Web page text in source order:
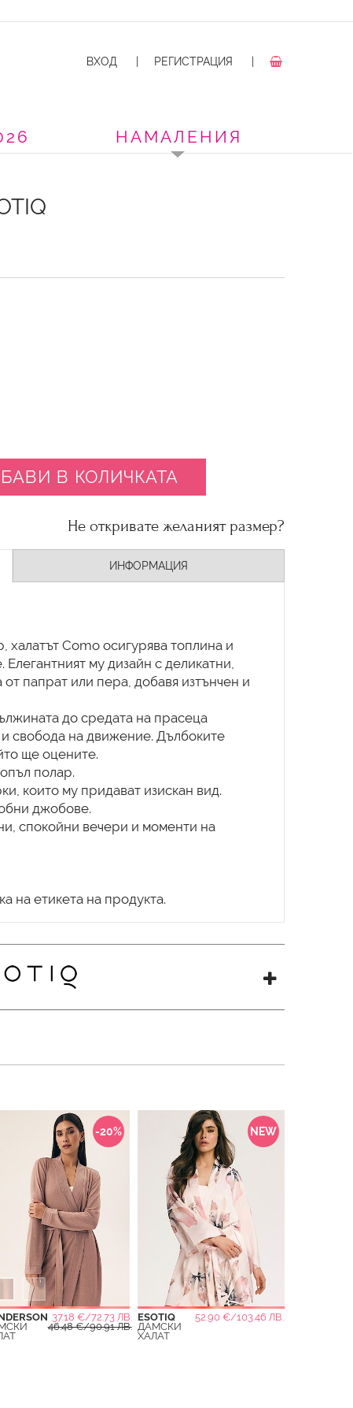
ВХОД РЕГИСТРАЦИЯ
НАМАЛЕНИЯ
В КОЛИЧКАТА
Не откривате желаният размер?
ИНФОРМАЦИЯ
халатът Como осигурява топлина и
му дизайн с деликатни,
папрат или пера, добавя изтънчен и
до средата на прасеца
свобода на движение. Дълбоките
ще оцените.
полар.
които му придават изискан вид.
джобове.
спокойни вечери и моменти на
*Вижте инструкциите за поддръжка на етикета на продукта.
-20%
37.18 €/72.73 ЛВ.
46.48 €/90.91 ЛВ.
NEW
ESOTIQ
52.90 €/103.46 ЛВ.
ДАМСКИ
ХАЛАТ